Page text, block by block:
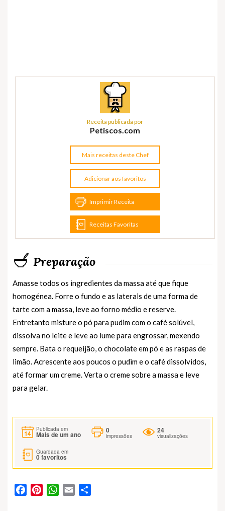
Receita publicada por
Petiscos.com
Mais receitas deste Chef
Adicionar aos favoritos
Imprimir Receita
Receitas Favoritas
Preparação
Amasse todos os ingredientes da massa até que fique
homogénea. Forre o fundo e as laterais de uma forma de
tarte com a massa, leve ao forno médio e reserve.
Entretanto misture o pó para pudim com o café solúvel,
dissolva no leite e leve ao lume para engrossar, mexendo
sempre. Bata o requeijão, o chocolate em pó e as raspas de
limão. Acrescente aos poucos o pudim e o café dissolvidos,
até formar um creme. Verta o creme sobre a massa e leve
para gelar.
Publicada em
Mais de um ano
0
impressões
24
visualizações
Guardada em
0favoritos
FacebookPinterestWhatsApp
Email